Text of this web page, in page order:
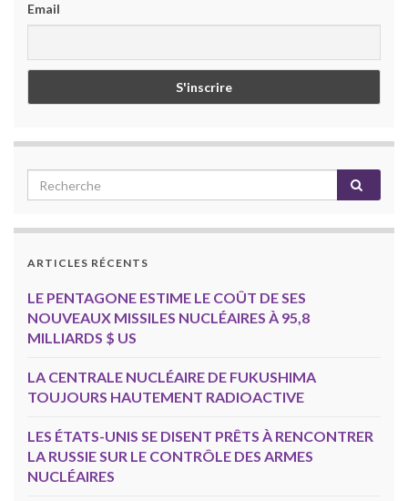
Email
ARTICLES RÉCENTS
LE PENTAGONE ESTIME LE COÛT DE SES
NOUVEAUX MISSILES NUCLÉAIRES À 95,8
MILLIARDS $ US
LA CENTRALE NUCLÉAIRE DE FUKUSHIMA
TOUJOURS HAUTEMENT RADIOACTIVE
LES ÉTATS-UNIS SE DISENT PRÊTS À RENCONTRER
LA RUSSIE SUR LE CONTRÔLE DES ARMES
NUCLÉAIRES